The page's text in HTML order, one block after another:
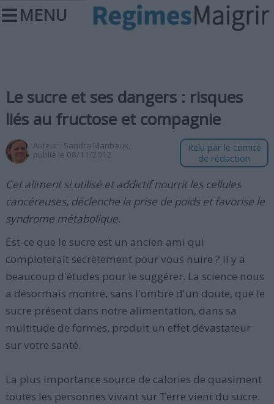
MENU
Le sucre et ses dangers : risques
liés au fructose et compagnie
Auteur : Sandra Maribaux,
publié le 08/11/2012
Relu par le comité
de rédaction
Cet aliment si utilisé et addictif nourrit les cellules
cancéreuses, déclenche la prise de poids et favorise le
syndrome métabolique.
Est-ce que le sucre est un ancien ami qui
comploterait secrètement pour vous nuire ? Il y a
beaucoup d'études pour le suggérer. La science nous
a désormais montré, sans l'ombre d'un doute, que le
sucre présent dans notre alimentation, dans sa
multitude de formes, produit un effet dévastateur
sur votre santé.
La plus importance source de calories de quasiment
toutes les personnes vivant sur Terre vient du sucre.